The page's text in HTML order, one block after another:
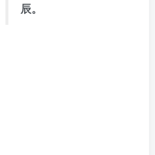
辰。